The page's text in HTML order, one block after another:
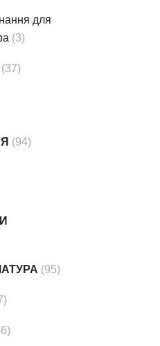
для
(3)
(37)
(94)
(95)